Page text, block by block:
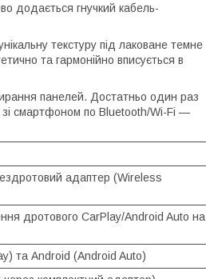
додається гнучкий кабель-
текстуру під лаковане темне
та гармонійно вписується в
панелей. Достатньо один раз
зі смартфоном по Bluetooth/Wi-Fi —
адаптер (Wireless
дротового CarPlay/Android Auto на
та Android (Android Auto)